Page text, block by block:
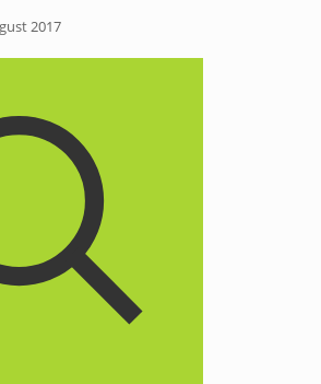
2017